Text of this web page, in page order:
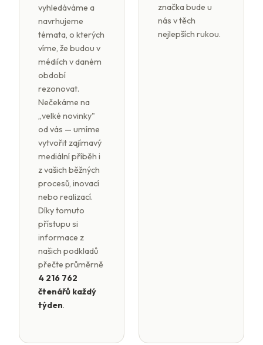
vyhledáváme a
navrhujeme
témata, o kterých
víme, že budou v
médiích v daném
období
rezonovat.
Nečekáme na
„velké novinky"
od vás — umíme
vytvořit zajímavý
mediální příběh i
z vašich běžných
procesů, inovací
nebo realizací.
Díky tomuto
přístupu si
informace z
našich podkladů
přečte průměrně
4 216 762
čtenářů každý
týden.
značka bude u
nás v těch
nejlepších rukou.